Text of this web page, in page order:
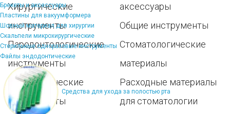
Брекеты и аксессуары
Пластины для вакуумформера
Шовный материал для хирургии
Скальпели микрохирургические
Стерильные одноразовые инструменты
Файлы эндодонтические
Средства для ухода за полостью рта
Хирургические
инструменты
Пародонтологические
инструменты
Ортодонтические
инструменты
аксессуары
Общие инструменты
Стоматологические
материалы
Расходные материалы
для стоматологии